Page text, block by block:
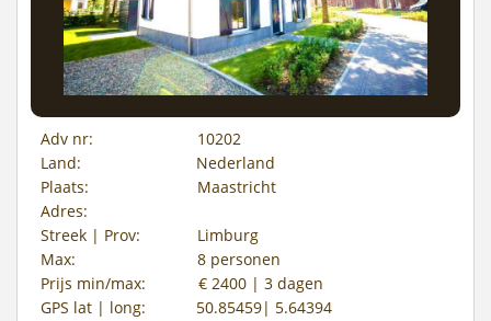
Adv nr:
10202
Land:
Nederland
Plaats:
Maastricht
Adres:
Streek | Prov:
Limburg
Max:
8 personen
Prijs min/max:
€ 2400 | 3 dagen
GPS lat | long:
50.85459| 5.64394